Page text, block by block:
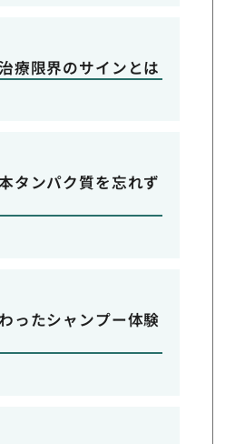
療限界のサインとは
タンパク質を忘れず
ったシャンプー体験